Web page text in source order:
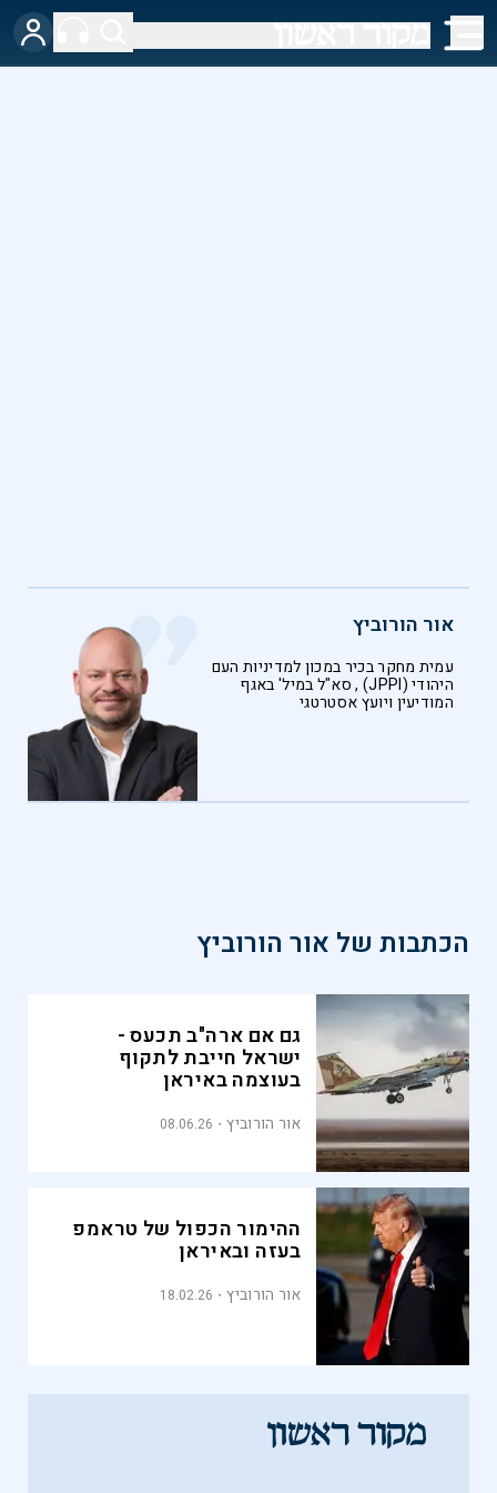
אור הורוביץ
עמית מחקר בכיר במכון למדיניות העם
היהודי (JPPI) , סא"ל במיל' באגף
המודיעין ויועץ אסטרטגי
הכתבות של אור הורוביץ
גם אם ארה"ב תכעס -
ישראל חייבת לתקוף
בעוצמה באיראן
אור הורוביץ 08.06.26
ההימור הכפול של טראמפ
בעזה ובאיראן
אור הורוביץ 18.02.26